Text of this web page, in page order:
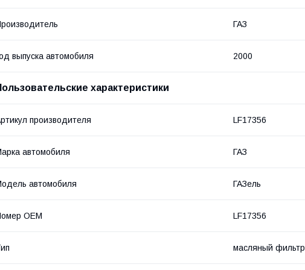
ГАЗ
выпуска автомобиля 2000
характеристики
производителя LF17356
автомобиля ГАЗ
автомобиля ГАЗель
OEM LF17356
масляный фильтр